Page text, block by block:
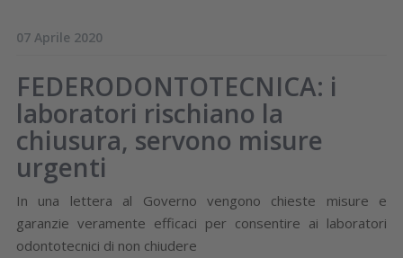
07 Aprile 2020
FEDERODONTOTECNICA: i
laboratori rischiano la
chiusura, servono misure
urgenti
In una lettera al Governo vengono chieste misure e
garanzie veramente efficaci per consentire ai laboratori
odontotecnici di non chiudere